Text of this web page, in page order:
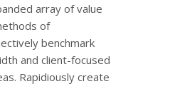
array of value
of
benchmark
and client-focused
Rapidiously create